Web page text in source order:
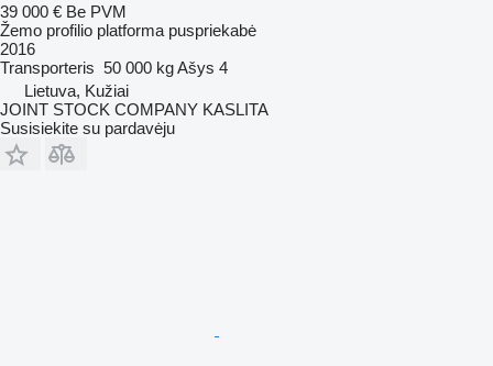
39 000 € Be PVM
Žemo profilio platforma puspriekabė
2016
Transporteris 50 000 kgAšys 4
Lietuva, Kužiai
JOINT STOCK COMPANY KASLITA
Susisiekite su pardavėju